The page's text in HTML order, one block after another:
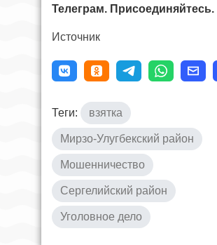
Телеграм. Присоединяйтесь.
Источник
Теги: взятка
Мирзо-Улугбекский район
Мошенничество
Сергелийский район
Уголовное дело